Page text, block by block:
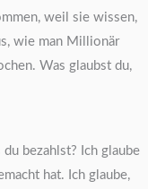
weil sie wissen,
wie man Millionär
Was glaubst du,
bezahlst? Ich glaube
hat. Ich glaube,